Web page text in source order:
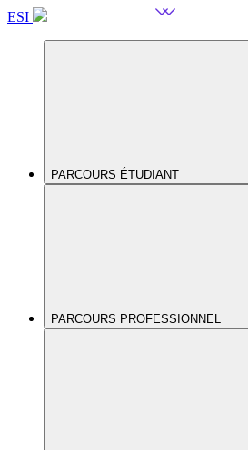
ESI
PARCOURS ÉTUDIANT
PARCOURS PROFESSIONNEL